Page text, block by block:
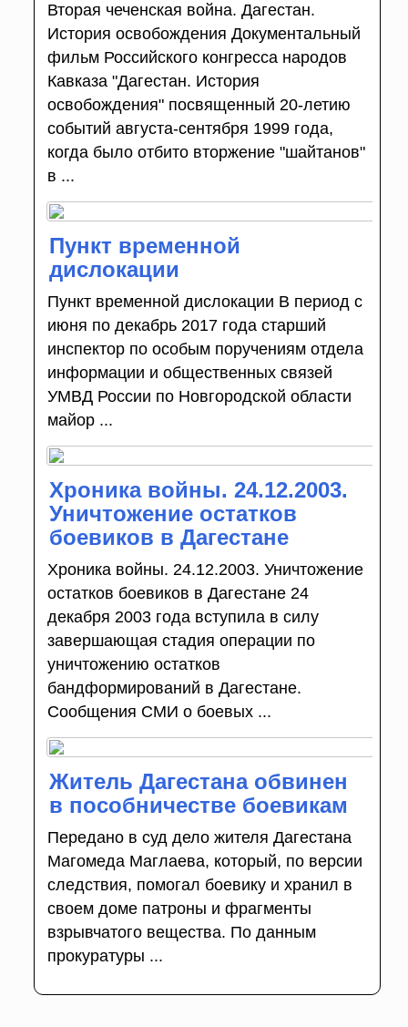
Вторая чеченская война. Дагестан.
История освобождения Документальный
фильм Российского конгресса народов
Кавказа "Дагестан. История
освобождения" посвященный 20-летию
событий августа-сентября 1999 года,
когда было отбито вторжение "шайтанов"
в ...
Пункт временной
дислокации
Пункт временной дислокации В период с
июня по декабрь 2017 года старший
инспектор по особым поручениям отдела
информации и общественных связей
УМВД России по Новгородской области
майор ...
Хроника войны. 24.12.2003.
Уничтожение остатков
боевиков в Дагестане
Хроника войны. 24.12.2003. Уничтожение
остатков боевиков в Дагестане 24
декабря 2003 года вступила в силу
завершающая стадия операции по
уничтожению остатков
бандформирований в Дагестане.
Сообщения СМИ о боевых ...
Житель Дагестана обвинен
в пособничестве боевикам
Передано в суд дело жителя Дагестана
Магомеда Маглаева, который, по версии
следствия, помогал боевику и хранил в
своем доме патроны и фрагменты
взрывчатого вещества. По данным
прокуратуры ...